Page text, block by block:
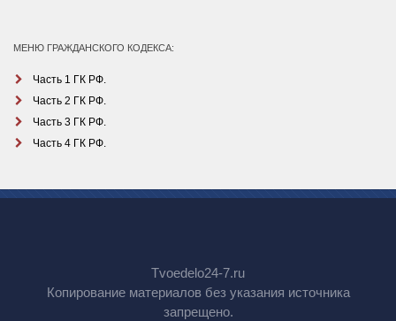
МЕНЮ ГРАЖДАНСКОГО КОДЕКСА:
Часть 1 ГК РФ.
Часть 2 ГК РФ.
Часть 3 ГК РФ.
Часть 4 ГК РФ.
Tvoedelo24-7.ru
Копирование материалов без указания источника
запрещено.